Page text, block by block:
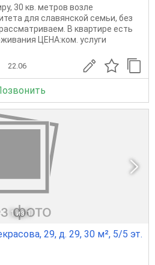
30 кв. метров возле
для славянской семьи, без
В квартире есть
ЦЕНА:ком. услуги
22.06
1 из 1
29, д. 29, 30 м², 5/5 эт.